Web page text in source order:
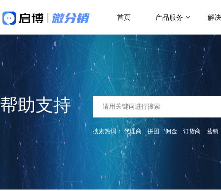
首页 产品服务 解
做社交电商，找启博
微分销
快速搭建微信分销商城
分销小程序
专注裂变的分销小程序
直播分销
私域直播分销带货系统
视频号直播
抢占视频号流量阵地
热门应用场
二级分销
代理分销
积分商城
优惠券
了解更多产
解决方案
母婴行业解决方案
一站式赋能母婴品牌商智慧经营
行业销售渠道解决方案
帮助商家拓展销售新渠道
直播带货解决方案
开通微信+小程序+APP直播带货系统
传
帮助
微
关于我们
18年专注全产业SaaS产品服务
帮助支持
搜索热词：代理商 拼团 佣金 订货商 营销